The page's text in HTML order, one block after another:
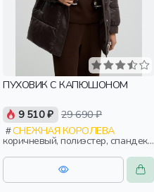
ПУХОВИК С КАПЮШОНОМ
9 510 ₽ 29 690 ₽
СНЕЖНАЯ КОРОЛЕВА
коричневый, полиэстер, спандекс,
вискоза, замша, трикотаж, мех,
нейлон, зима, осень, россия,
прямые, удлиненные, капюшон,
молния, застежка, утепленные,